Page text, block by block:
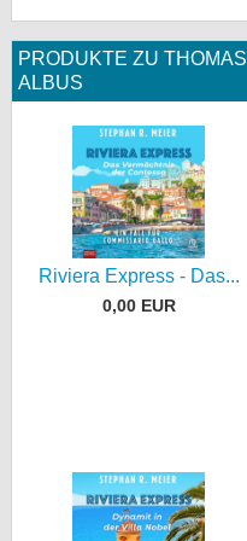
PRODUKTE ZU THOMAS
ALBUS
Riviera Express - Das...
0,00 EUR